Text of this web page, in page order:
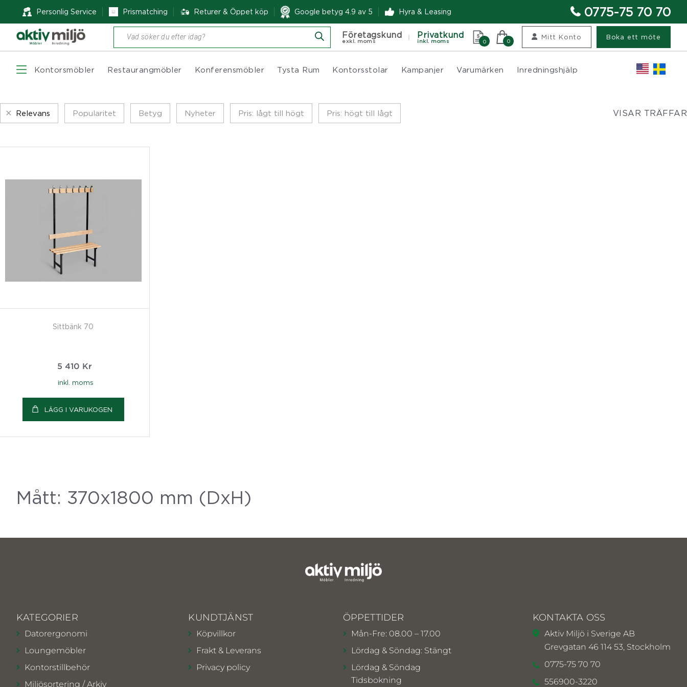
Personlig Service Prismatching Returer & Öppet köp Google betyg 4.9 av 5 Hyra & Leasing 0775-75 70 70
Produktsökning Företagskund
exkl. moms
Privatkund
inkl. moms 0 0
Mitt Konto Boka ett möte
Kontorsmöbler Restaurangmöbler Konferensmöbler Tysta Rum Kontorsstolar Kampanjer Varumärken Inredningshjälp
Relevans Popularitet Betyg Nyheter Pris: lågt till högt Pris: högt till lågt VISAR TRÄFFAR
Sittbänk 70
5 410 Kr
inkl. moms
LÄGG I VARUKOGEN
Mått: 370x1800 mm (DxH)
KATEGORIER
Datorergonomi
Loungemöbler
Kontorstillbehör
Miljösortering / Arkiv
KUNDTJÄNST
Köpvillkor
Frakt & Leverans
Privacy policy
ÖPPETTIDER
Mån-Fre: 08.00 – 17.00
Lördag & Söndag: Stängt
Lördag & Söndag
Tidsbokning
KONTAKTA OSS
Aktiv Miljö i Sverige AB
Grevgatan 46 114 53, Stockholm
0775-75 70 70
556900-3220